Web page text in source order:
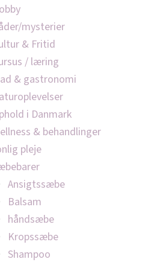
mysterier
& Fritid
/ læring
& gastronomi
i Danmark
& behandlinger
pleje
Ansigtssæbe
Balsam
håndsæbe
Kropssæbe
Shampoo